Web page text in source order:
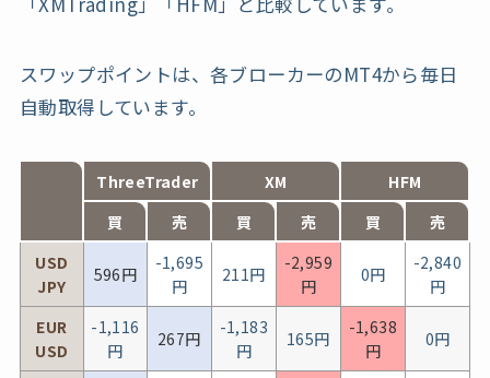
スワップポイントは、各ブローカーのMT4から毎日
自動取得しています。
ThreeTrader XM
HFM
買
売 買 売 買
売
USD
JPY
596円
-1,695
円
211円
-2,959
円
0円
-2,840
円
EUR
USD
-1,116
円
267円
-1,183
円
165円
-1,638
円
0円